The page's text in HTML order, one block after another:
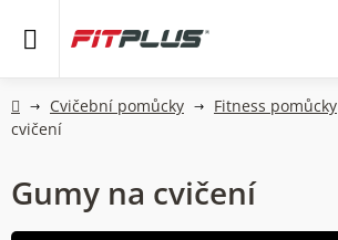
DomůCvičební pomůcky Fitness pomůcky
cvičení
Gumy na cvičení